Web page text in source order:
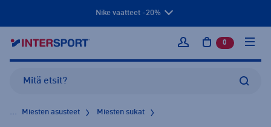
Nike vaatteet -20%
Kirjaudu sisään
0 tuotetta
... Miesten asusteet Miesten sukat